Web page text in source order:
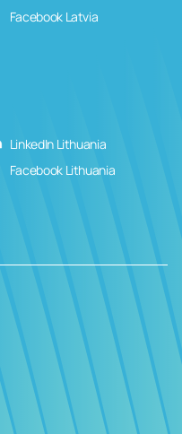
Facebook Latvia
LinkedIn Lithuania
Facebook Lithuania